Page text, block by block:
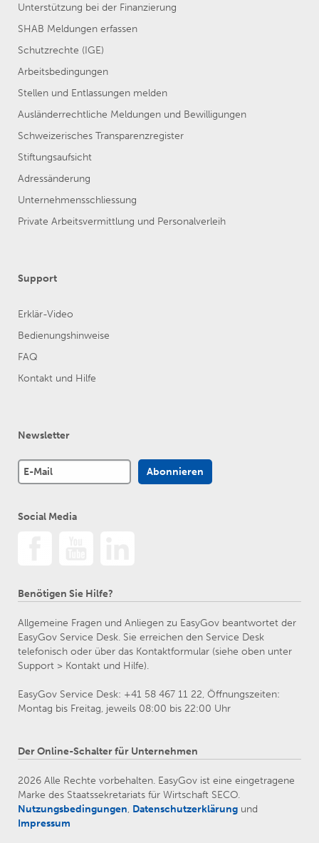
Unterstützung bei der Finanzierung
SHAB Meldungen erfassen
Schutzrechte (IGE)
Arbeitsbedingungen
Stellen und Entlassungen melden
Ausländerrechtliche Meldungen und Bewilligungen
Schweizerisches Transparenzregister
Stiftungsaufsicht
Adressänderung
Unternehmensschliessung
Private Arbeitsvermittlung und Personalverleih
Support
Erklär-Video
Bedienungshinweise
FAQ
Kontakt und Hilfe
Newsletter
Social Media
Benötigen Sie Hilfe?
Allgemeine Fragen und Anliegen zu EasyGov beantwortet der
EasyGov Service Desk. Sie erreichen den Service Desk
telefonisch oder über das Kontaktformular (siehe oben unter
Support > Kontakt und Hilfe).
EasyGov Service Desk: +41 58 467 11 22, Öffnungszeiten:
Montag bis Freitag, jeweils 08:00 bis 22:00 Uhr
Der Online-Schalter für Unternehmen
2026 Alle Rechte vorbehalten. EasyGov ist eine eingetragene
Marke des Staatssekretariats für Wirtschaft SECO.
Nutzungsbedingungen, Datenschutzerklärung und
Impressum